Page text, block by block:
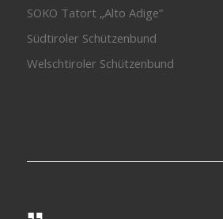
SOKO Tatort „Alto Adige“
Südtiroler Schützenbund
Welschtiroler Schützenbund